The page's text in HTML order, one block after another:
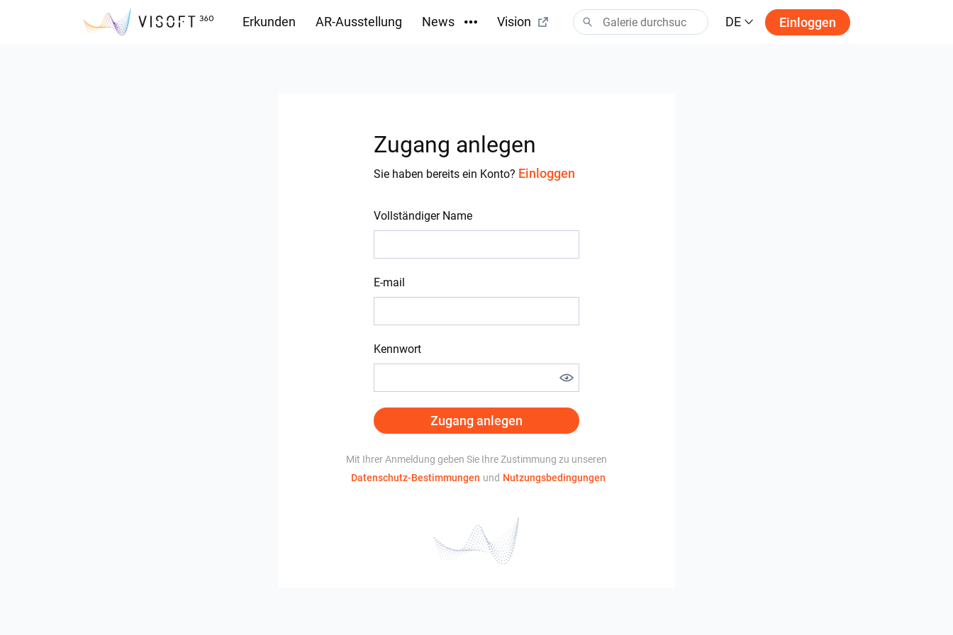
Erkunden AR-Ausstellung News Vision DE Einloggen
Zugang anlegen
Sie haben bereits ein Konto? Einloggen
Vollständiger Name
E-mail
Kennwort
Zugang anlegen
Mit Ihrer Anmeldung geben Sie Ihre Zustimmung zu unseren
Datenschutz-Bestimmungen und Nutzungsbedingungen